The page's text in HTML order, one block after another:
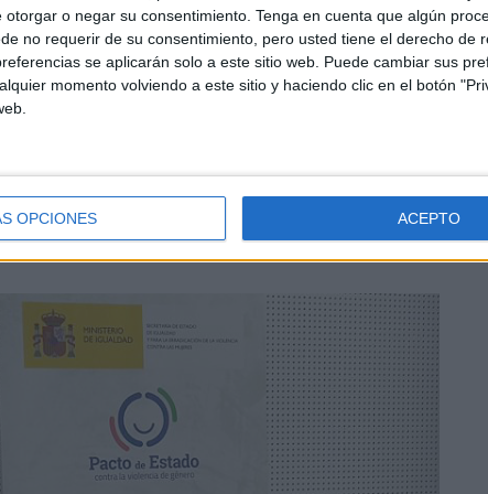
otorgar o negar su consentimiento. Tenga en cuenta que algún
no requerir de su consentimiento, pero usted tiene el derecho de
se aplicarán solo a este sitio web. Puede cambiar sus
momento volviendo a este sitio y haciendo clic en el botón
OPCIONES ACEPTO
locales para facilitar la integración,
especial atención a los colectivos más